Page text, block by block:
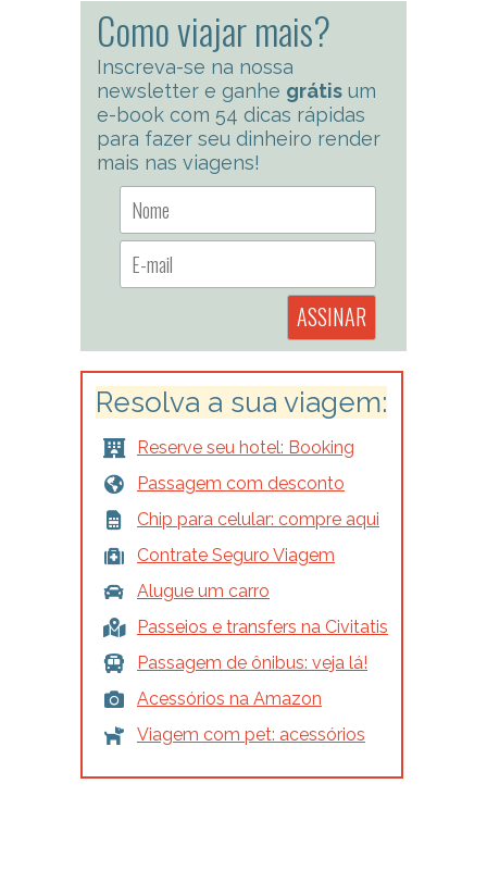
Como viajar mais?
Inscreva-se na nossa
newsletter e ganhe grátis um
e-book com 54 dicas rápidas
para fazer seu dinheiro render
mais nas viagens!
Resolva a sua viagem:
Reserve seu hotel: Booking
Passagem com desconto
Chip para celular: compre aqui
Contrate Seguro Viagem
Alugue um carro
Passeios e transfers na Civitatis
Passagem de ônibus: veja lá!
Acessórios na Amazon
Viagem com pet: acessórios